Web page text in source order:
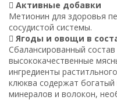
 Активные добавки
Метионин для здоровья
сосудистой системы.
 Ягоды и овощи в
Сбалансированный
высококачественные
ингредиенты
клюква содержат богатый
минералов и волокон,